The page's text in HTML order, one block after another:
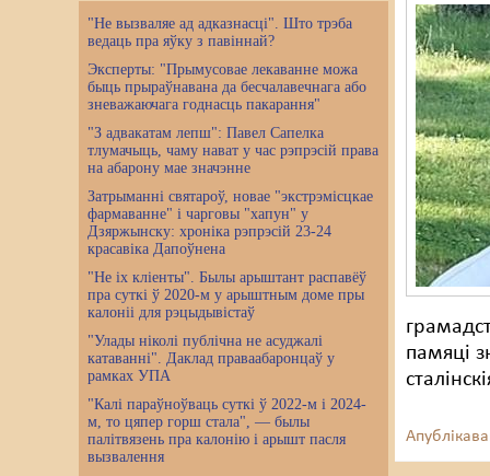
"Не вызваляе ад адказнасці". Што трэба
ведаць пра яўку з павіннай?
Эксперты: "Прымусовае лекаванне можа
быць прыраўнавана да бесчалавечнага або
зневажаючага годнасць пакарання"
"З адвакатам лепш": Павел Сапелка
тлумачыць, чаму нават у час рэпрэсій права
на абарону мае значэнне
Затрыманні святароў, новае "экстрэмісцкае
фармаванне" і чарговы "хапун" у
Дзяржынску: хроніка рэпрэсій 23-24
красавіка Дапоўнена
"Не іх кліенты". Былы арыштант распавёў
пра суткі ў 2020-м у арыштным доме пры
калоніі для рэцыдывістаў
"Улады ніколі публічна не асуджалі
катаванні". Даклад праваабаронцаў у
рамках УПА
"Калі параўноўваць суткі ў 2022-м і 2024-
м, то цяпер горш стала", — былы
палітвязень пра калонію і арышт пасля
вызвалення
памяці